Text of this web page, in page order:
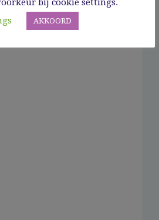
bij cookie settings.
AKKOORD